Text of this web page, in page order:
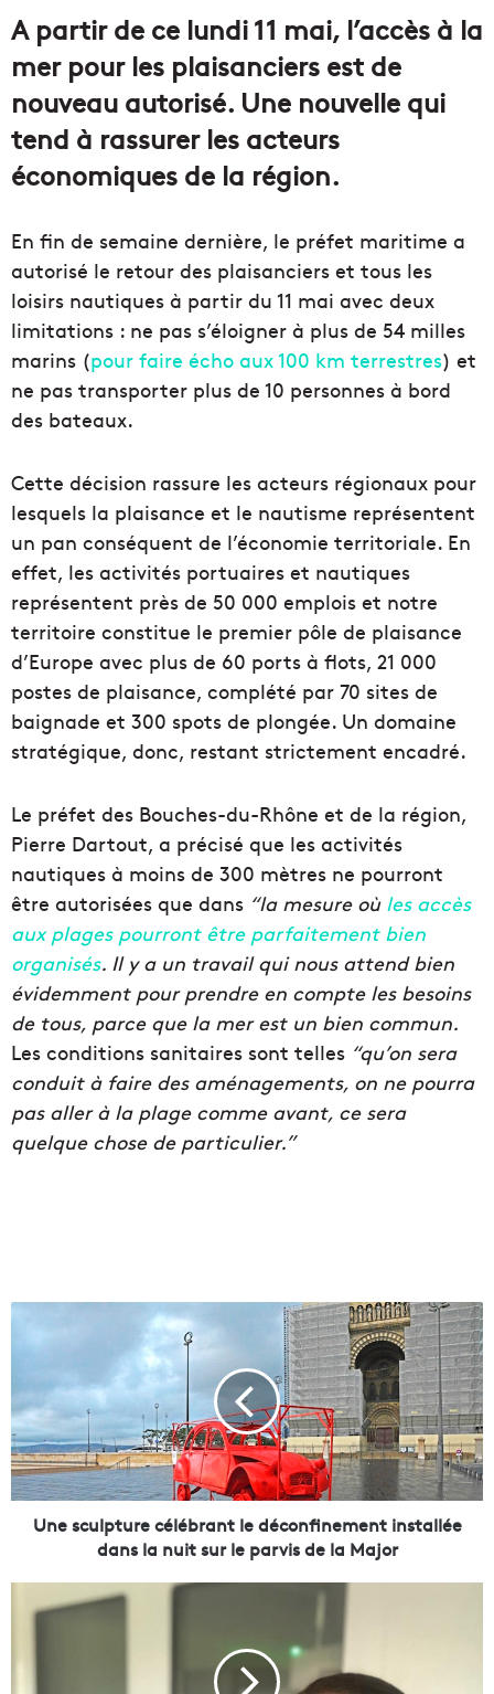
A partir de ce lundi 11 mai, l’accès à la
mer pour les plaisanciers est de
nouveau autorisé. Une nouvelle qui
tend à rassurer les acteurs
économiques de la région.
En fin de semaine dernière, le préfet maritime a
autorisé le retour des plaisanciers et tous les
loisirs nautiques à partir du 11 mai avec deux
limitations : ne pas s’éloigner à plus de 54 milles
marins (pour faire écho aux 100 km terrestres) et
ne pas transporter plus de 10 personnes à bord
des bateaux.
Cette décision rassure les acteurs régionaux pour
lesquels la plaisance et le nautisme représentent
un pan conséquent de l’économie territoriale. En
effet, les activités portuaires et nautiques
représentent près de 50 000 emplois et notre
territoire constitue le premier pôle de plaisance
d’Europe avec plus de 60 ports à flots, 21 000
postes de plaisance, complété par 70 sites de
baignade et 300 spots de plongée. Un domaine
stratégique, donc, restant strictement encadré.
Le préfet des Bouches-du-Rhône et de la région,
Pierre Dartout, a précisé que les activités
nautiques à moins de 300 mètres ne pourront
être autorisées que dans “la mesure où les accès
aux plages pourront être parfaitement bien
organisés. Il y a un travail qui nous attend bien
évidemment pour prendre en compte les besoins
de tous, parce que la mer est un bien commun.
Les conditions sanitaires sont telles “qu’on sera
conduit à faire des aménagements, on ne pourra
pas aller à la plage comme avant, ce sera
quelque chose de particulier.”
u
l
p
t
c
Une sculpture célébrant le déconfinement installée
dans la nuit sur le parvis de la Major
o